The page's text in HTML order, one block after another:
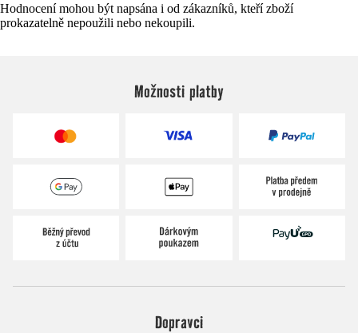
Hodnocení mohou být napsána i od zákazníků, kteří zboží
prokazatelně nepoužili nebo nekoupili.
Možnosti platby
Dopravci